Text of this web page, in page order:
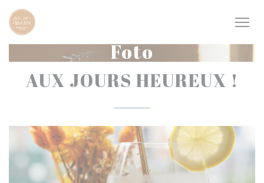
Personalizzazione delle tue scelte sui cookie
Foto
AUX JOURS HEUREUX !